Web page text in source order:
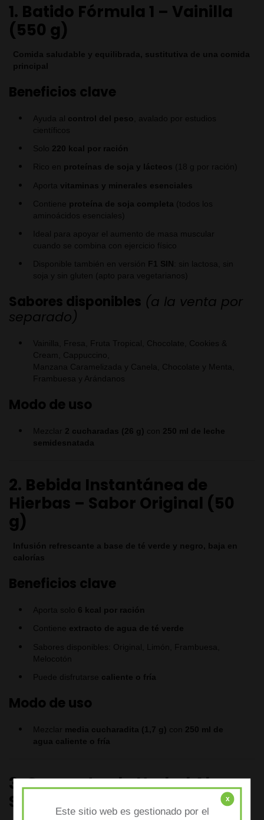
x
Este sitio web es gestionado por el
1. Batido Fórmula 1 – Vainilla
(550 g)
Comida saludable y equilibrada, sustitutiva de una comida
principal
Beneficios clave
Ayuda al control del peso
, avalado por estudios
científicos
Solo 220 kcal por ración
Rico en proteínas de soja y lácteos (18 g por ración)
Aporta vitaminas y minerales esenciales
Contiene proteína de soja completa (todos los
aminoácidos esenciales)
Ideal para apoyar el aumento de masa muscular
cuando se combina con ejercicio físico
Disponible también en versión F1 SIN : sin lactosa, sin
soja y sin gluten (apto para vegetarianos)
Sabores disponibles (a la venta por
separado)
Vainilla, Fresa, Fruta Tropical, Chocolate, Cookies &
Cream, Cappuccino,
Manzana Caramelizada y Canela, Chocolate y Menta,
Frambuesa y Arándanos
Modo de uso
Mezclar 2 cucharadas (26 g) con 250 ml de leche
semidesnatada
2. Bebida Instantánea de
Hierbas – Sabor Original (50
g)
Infusión refrescante a base de té verde y negro, baja en
calorías
Beneficios clave
Aporta solo 6 kcal por ración
Contiene extracto de agua de té verde
Sabores disponibles: Original, Limón, Frambuesa,
Melocotón
Puede disfrutarse caliente o fría
Modo de uso
Mezclar media cucharadita (1,7 g) con 250 ml de
agua caliente o fría
3. Concentrado Herbal Aloe –
Sabor Original (473 ml)